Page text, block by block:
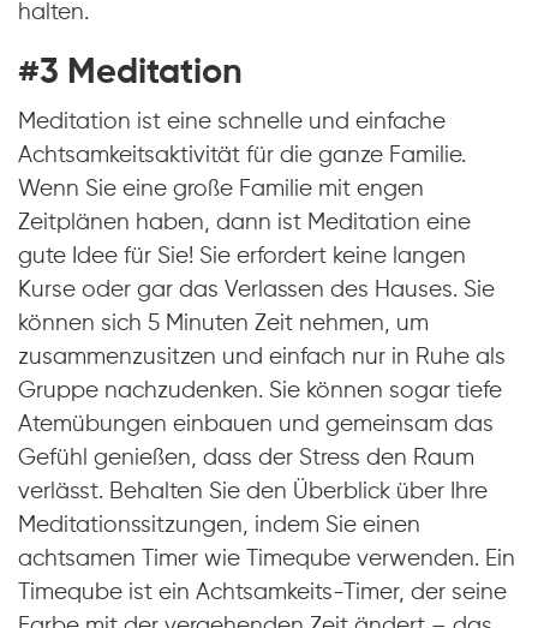
halten.
#3 Meditation
Meditation ist eine schnelle und einfache
Achtsamkeitsaktivität für die ganze Familie.
Wenn Sie eine große Familie mit engen
Zeitplänen haben, dann ist Meditation eine
gute Idee für Sie! Sie erfordert keine langen
Kurse oder gar das Verlassen des Hauses. Sie
können sich 5 Minuten Zeit nehmen, um
zusammenzusitzen und einfach nur in Ruhe als
Gruppe nachzudenken. Sie können sogar tiefe
Atemübungen einbauen und gemeinsam das
Gefühl genießen, dass der Stress den Raum
verlässt. Behalten Sie den Überblick über Ihre
Meditationssitzungen, indem Sie einen
achtsamen Timer wie Timeqube verwenden. Ein
Timeqube ist ein Achtsamkeits-Timer, der seine